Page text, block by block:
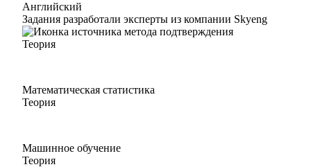
Английский
Задания разработали эксперты из компании Skyeng
Теория
Математическая статистика
Теория
Машинное обучение
Теория